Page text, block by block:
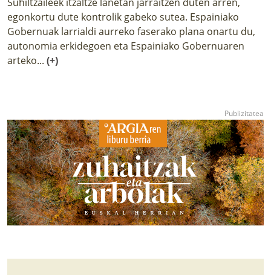
egonkortu dute kontrolik gabeko sutea. Espainiako
Gobernuak larrialdi aurreko faserako plana onartu du,
autonomia erkidegoen eta Espainiako Gobernuaren
arteko... (+)